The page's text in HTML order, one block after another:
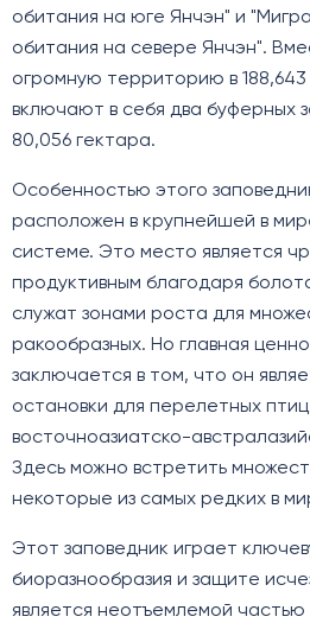
обитания на юге Янчэн" и
обитания на севере Янчэн".
огромную территорию в
включают в себя два буферных
80,056 гектара.
Особенностью этого
расположен в крупнейшей в
системе. Это место является
продуктивным благодаря
служат зонами роста для
ракообразных. Но главная
заключается в том, что он
остановки для перелетных
восточноазиатско-
Здесь можно встретить
некоторые из самых редких в
Этот заповедник играет
биоразнообразия и защите
является неотъемлемой частью